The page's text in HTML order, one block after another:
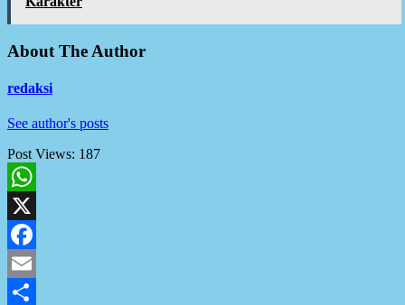
About The Author
redaksi
See author's posts
Post Views: 187
WhatsApp
X
Facebook
Email